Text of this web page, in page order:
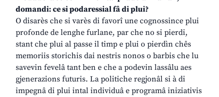
domandi: ce si podaressial fâ di plui?
O disarès che si varès di favorî une cognossince plui
profonde de lenghe furlane, par che no si pierdi,
stant che plui al passe il timp e plui o pierdìn chês
memoriis storichis dai nestris nonos o barbis che lu
savevin fevelâ tant ben e che a podevin lassâlu aes
gjenerazions futuris. La politiche regjonâl si à di
impegnâ di plui intal individuâ e programâ iniziativis